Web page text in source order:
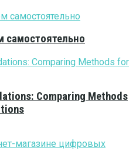
самостоятельно
Comparing Methods